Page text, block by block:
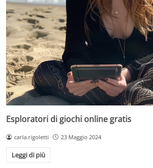
Esploratori di giochi online gratis
carla.rigoletti 23 Maggio 2024
Leggi di più